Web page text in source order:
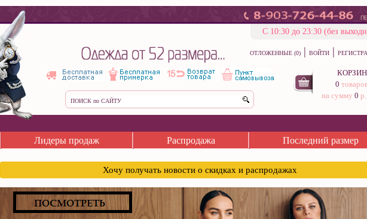
С 10:30 до 23:30 (без
ОТЛОЖЕННЫЕ (0) | ВОЙТИ |
0
на сумму 0 р.
Лидеры продаж Распродажа Последний размер
Хочу получать новости о скидках и распродажах